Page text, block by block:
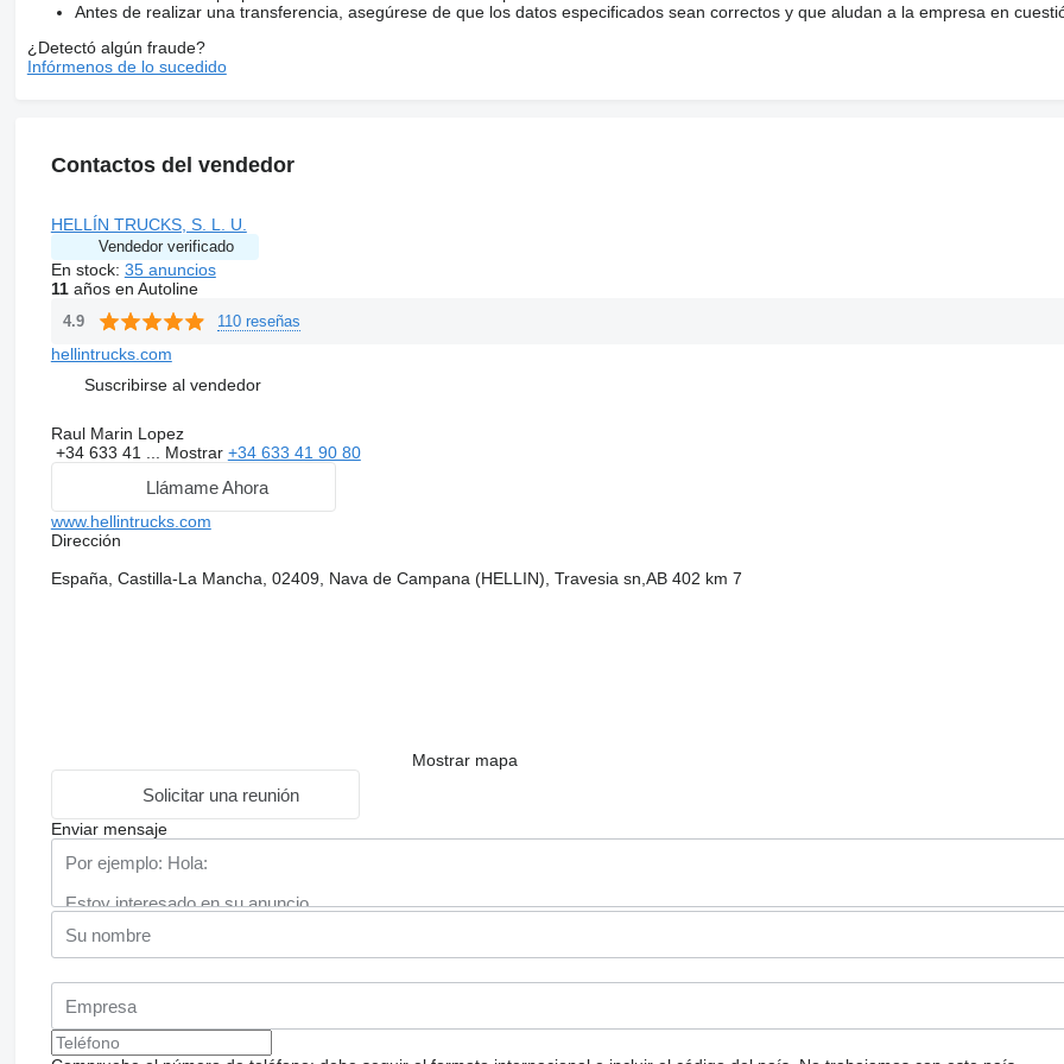
Antes de realizar una transferencia, asegúrese de que los datos especificados sean correctos y que aludan a la empresa en
¿Detectó algún fraude?
Infórmenos de lo sucedido
Contactos del vendedor
HELLÍN TRUCKS, S. L. U.
Vendedor verificado
En stock: 35 anuncios
11años en Autoline
4.9 110 reseñas
hellintrucks.com
Suscribirse al vendedor
Raul Marin Lopez
+34 633 41 ... Mostrar +34 633 41 90 80
Llámame Ahora
www.hellintrucks.com
Dirección
España, Castilla-La Mancha, 02409, Nava de Campana (HELLIN), Travesia sn,AB 402 km 7
Mostrar mapa
Solicitar una reunión
Enviar mensaje